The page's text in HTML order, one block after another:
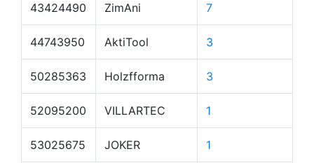
43424490 ZimAni 7
44743950 AktiTool 3
50285363 Holzfforma 3
52095200 VILLARTEC 1
53025675 JOKER 1